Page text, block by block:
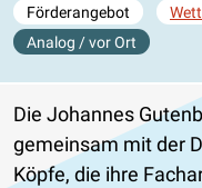
Förderangebot
Analog / vor Ort
Die Johannes
gemeinsam mit der
Köpfe, die ihre